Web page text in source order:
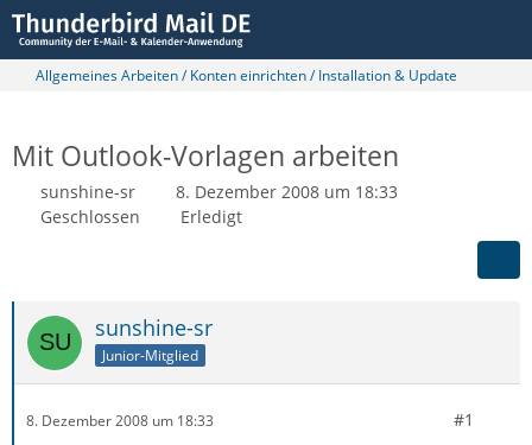
Allgemeines Arbeiten / Konten einrichten / Installation & Update
Mit Outlook-Vorlagen arbeiten
sunshine-sr
8. Dezember 2008 um 18:33
Geschlossen
Erledigt
sunshine-sr
Junior-Mitglied
8. Dezember 2008 um 18:33 #1